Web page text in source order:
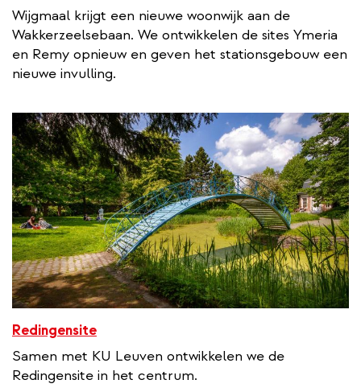
Wijgmaal krijgt een nieuwe woonwijk aan de
Wakkerzeelsebaan. We ontwikkelen de sites Ymeria
en Remy opnieuw en geven het stationsgebouw een
nieuwe invulling.
Redingensite
Samen met KU Leuven ontwikkelen we de
Redingensite in het centrum.